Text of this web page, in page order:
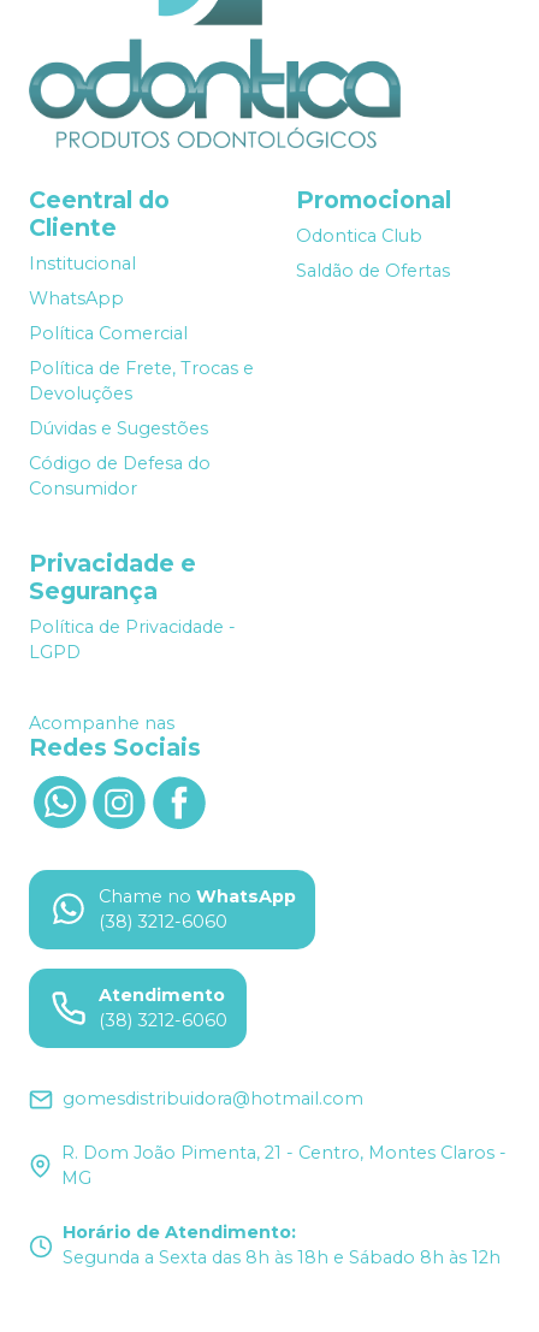
Ceentral do
Cliente
Institucional
WhatsApp
Política Comercial
Política de Frete, Trocas e
Devoluções
Dúvidas e Sugestões
Código de Defesa do
Consumidor
Promocional
Odontica Club
Saldão de Ofertas
Privacidade e
Segurança
Política de Privacidade -
LGPD
Acompanhe nas
Redes Sociais
Chame no WhatsApp
(38) 3212-6060
Atendimento
(38) 3212-6060
gomesdistribuidora@hotmail.com
R. Dom João Pimenta, 21 - Centro, Montes Claros -
MG
Horário de Atendimento:
Segunda a Sexta das 8h às 18h e Sábado 8h às 12h